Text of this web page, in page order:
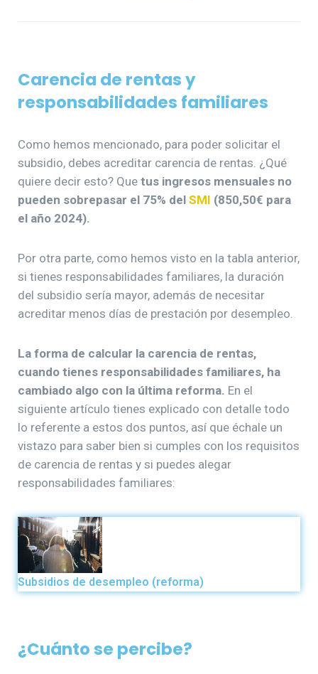
Carencia de rentas y
responsabilidades familiares
Como hemos mencionado, para poder solicitar el
subsidio, debes acreditar carencia de rentas. ¿Qué
quiere decir esto? Que tus ingresos mensuales no
pueden sobrepasar el 75% del SMI (850,50€ para
el año 2024).
Por otra parte, como hemos visto en la tabla anterior,
si tienes responsabilidades familiares, la duración
del subsidio sería mayor, además de necesitar
acreditar menos días de prestación por desempleo.
La forma de calcular la carencia de rentas,
cuando tienes responsabilidades familiares, ha
cambiado algo con la última reforma. En el
siguiente artículo tienes explicado con detalle todo
lo referente a estos dos puntos, así que échale un
vistazo para saber bien si cumples con los requisitos
de carencia de rentas y si puedes alegar
responsabilidades familiares:
Subsidios de desempleo (reforma)
¿Cuánto se percibe?